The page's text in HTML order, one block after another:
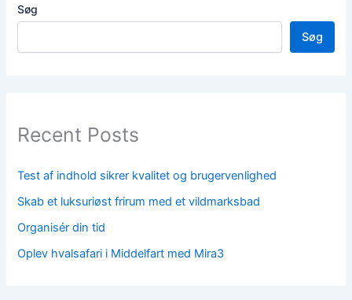
Søg
Søg
Recent Posts
Test af indhold sikrer kvalitet og brugervenlighed
Skab et luksuriøst frirum med et vildmarksbad
Organisér din tid
Oplev hvalsafari i Middelfart med Mira3